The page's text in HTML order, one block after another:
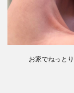
お家でねっと